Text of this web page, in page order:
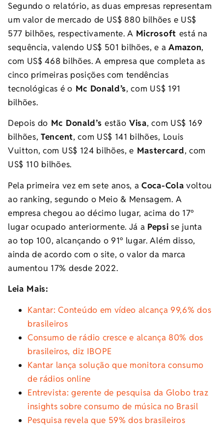
Segundo o relatório, as duas empresas representam
um valor de mercado de US$ 880 bilhões e US$
577 bilhões, respectivamente. A Microsoft está na
sequência, valendo US$ 501 bilhões, e aAmazon,
com US$ 468 bilhões. A empresa que completa as
cinco primeiras posições com tendências
tecnológicas é o Mc Donald’s, com US$ 191
bilhões.
Depois do Mc Donald’s estão Visa, com US$ 169
bilhões,Tencent, com US$ 141 bilhões, Louis
Vuitton, com US$ 124 bilhões, e Mastercard, com
US$ 110 bilhões.
Pela primeira vez em sete anos, aCoca-Cola voltou
ao ranking, segundo o Meio & Mensagem. A
empresa chegou ao décimo lugar, acima do 17º
lugar ocupado anteriormente. Já a Pepsi se junta
ao top 100, alcançando o 91º lugar. Além disso,
ainda de acordo com o site, o valor da marca
aumentou 17% desde 2022.
Leia Mais:
Kantar: Conteúdo em vídeo alcança 99,6% dos
brasileiros
Consumo de rádio cresce e alcança 80% dos
brasileiros, diz IBOPE
Kantar lança solução que monitora consumo
de rádios online
Entrevista: gerente de pesquisa da Globo traz
insights sobre consumo de música no Brasil
Pesquisa revela que 59% dos brasileiros